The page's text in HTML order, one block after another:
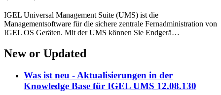
IGEL Universal Management Suite (UMS) ist die
Managementsoftware für die sichere zentrale Fernadministration von
IGEL OS Geräten. Mit der UMS können Sie Endgerä…
New or Updated
Was ist neu - Aktualisierungen in der
Knowledge Base für IGEL UMS 12.08.130